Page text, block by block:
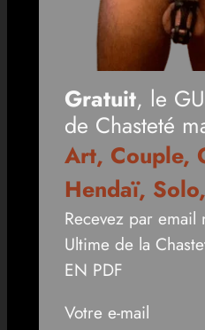
Gratuit, le
de Chasteté
Art, Couple,
Hendaï, Solo,
Recevez par
Ultime de la
EN PDF
Votre e-mail